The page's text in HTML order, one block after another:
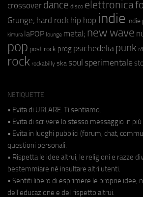
crossover dance disco elettronica
Grunge; hard rock hip hop indie indie
kimura laPOP lounge metal; new wave
pop post rock prog psichedeliapunk
rock rockabilly ska soul sperimentale
NETIQUETTE
• Evita di URLARE. Ti sentiamo.
• Evita di scrivere lo stesso messaggio in
• Evita in luoghi pubblici (forum, chat,
questioni personali.
• Rispetta le idee altrui, le religioni e razze
bestemmiare né insultare altri utenti.
• Sentiti libero di esprimere le proprie idee,
dell'educazione e del rispetto altrui.